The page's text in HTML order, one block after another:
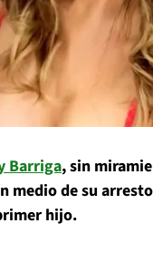
Barriga, sin
medio de su
hijo.